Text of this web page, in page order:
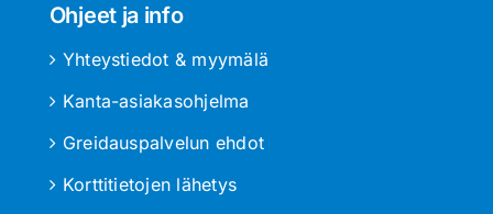
Ohjeet ja info
Yhteystiedot & myymälä
Kanta-asiakasohjelma
Greidauspalvelun ehdot
Korttitietojen lähetys